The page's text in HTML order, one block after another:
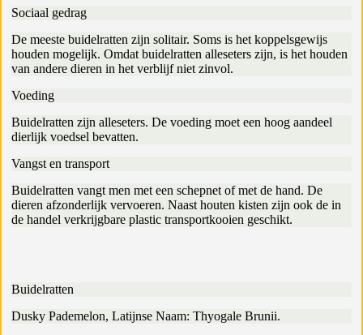
Sociaal gedrag
De meeste buidelratten zijn solitair. Soms is het koppelsgewijs
houden mogelijk. Omdat buidelratten alleseters zijn, is het houden
van andere dieren in het verblijf niet zinvol.
Voeding
Buidelratten zijn alleseters. De voeding moet een hoog aandeel
dierlijk voedsel bevatten.
Vangst en transport
Buidelratten vangt men met een schepnet of met de hand. De
dieren afzonderlijk vervoeren. Naast houten kisten zijn ook de in
de handel verkrijgbare plastic transportkooien geschikt.
Buidelratten
Dusky Pademelon, Latijnse Naam: Thyogale Brunii.